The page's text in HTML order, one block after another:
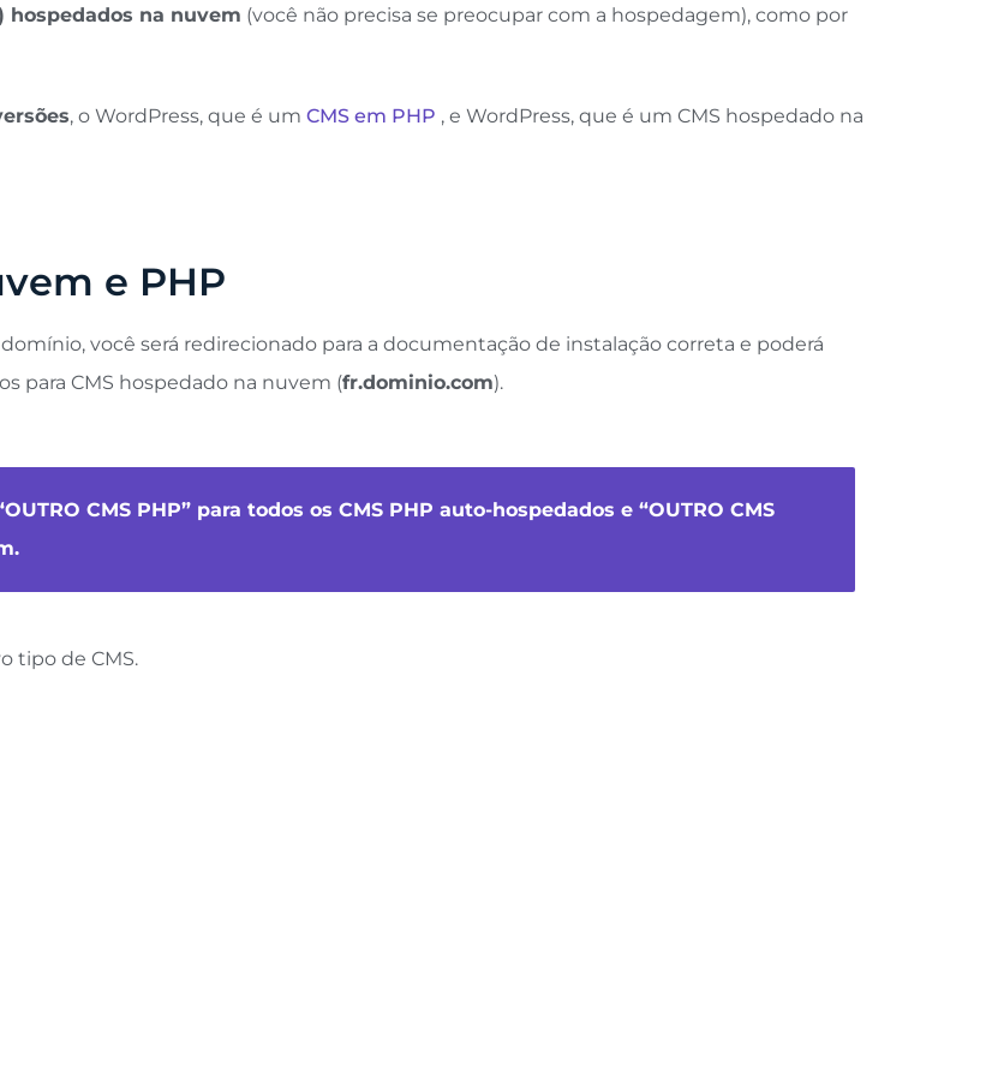
hospedados na nuvem (você não precisa se preocupar com a hospedagem), como por
, o WordPress, que é um CMS em PHP , e WordPress, que é um CMS hospedado na
e PHP
você será redirecionado para a documentação de instalação correta e poderá
para CMS hospedado na nuvem (fr.dominio.com).
CMS PHP” para todos os CMS PHP auto-hospedados e “OUTRO CMS
tipo de CMS.